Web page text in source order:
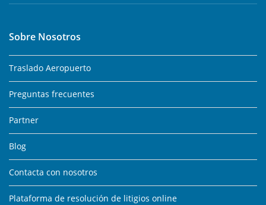
Sobre Nosotros
Traslado Aeropuerto
Preguntas frecuentes
Partner
Blog
Contacta con nosotros
Plataforma de resolución de litigios online